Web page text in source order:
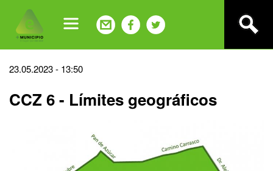
navigation
Back
top
23.05.2023 - 13:50
CCZ 6 - Límites geográficos